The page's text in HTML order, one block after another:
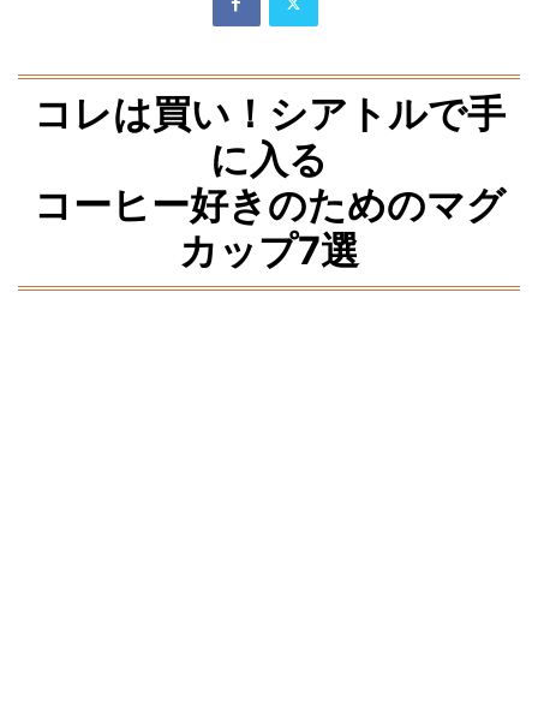
コレは買い！シアトルで手
に入る
コーヒー好きのためのマグ
カップ7選